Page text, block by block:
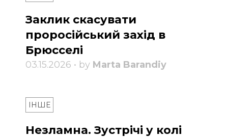
Заклик скасувати
проросійський захід в
Брюсселі
03.15.2026 • by Marta Barandiy
ІНШЕ
Незламна. Зустрічі у колі